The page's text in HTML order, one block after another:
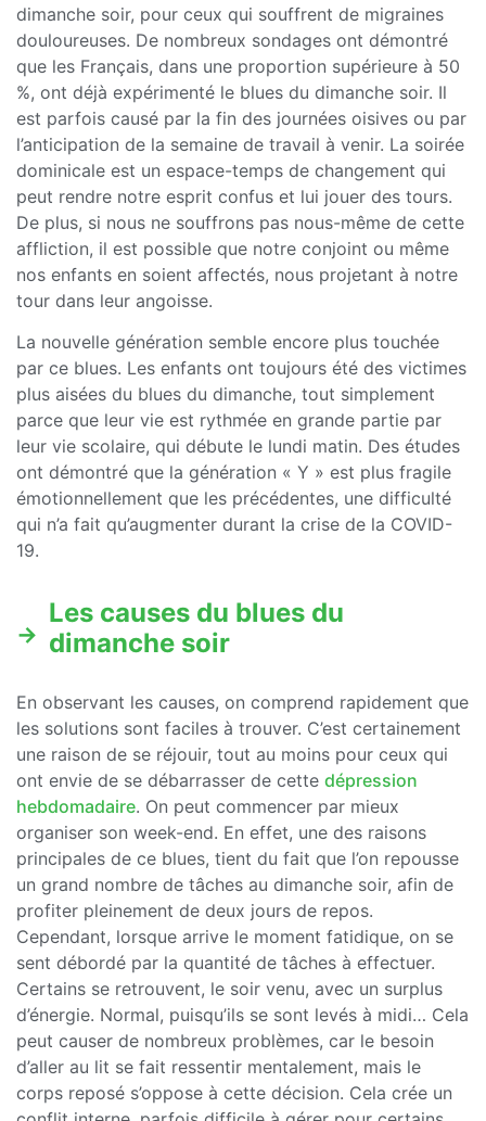
dimanche soir, pour ceux qui souffrent de migraines
douloureuses. De nombreux sondages ont démontré
que les Français, dans une proportion supérieure à 50
%, ont déjà expérimenté le blues du dimanche soir. Il
est parfois causé par la fin des journées oisives ou par
l’anticipation de la semaine de travail à venir. La soirée
dominicale est un espace-temps de changement qui
peut rendre notre esprit confus et lui jouer des tours.
De plus, si nous ne souffrons pas nous-même de cette
affliction, il est possible que notre conjoint ou même
nos enfants en soient affectés, nous projetant à notre
tour dans leur angoisse.
La nouvelle génération semble encore plus touchée
par ce blues. Les enfants ont toujours été des victimes
plus aisées du blues du dimanche, tout simplement
parce que leur vie est rythmée en grande partie par
leur vie scolaire, qui débute le lundi matin. Des études
ont démontré que la génération « Y » est plus fragile
émotionnellement que les précédentes, une difficulté
qui n’a fait qu’augmenter durant la crise de la COVID-
19.
Les causes du blues du
dimanche soir
En observant les causes, on comprend rapidement que
les solutions sont faciles à trouver. C’est certainement
une raison de se réjouir, tout au moins pour ceux qui
ont envie de se débarrasser de cette dépression
hebdomadaire. On peut commencer par mieux
organiser son week-end. En effet, une des raisons
principales de ce blues, tient du fait que l’on repousse
un grand nombre de tâches au dimanche soir, afin de
profiter pleinement de deux jours de repos.
Cependant, lorsque arrive le moment fatidique, on se
sent débordé par la quantité de tâches à effectuer.
Certains se retrouvent, le soir venu, avec un surplus
d’énergie. Normal, puisqu’ils se sont levés à midi… Cela
peut causer de nombreux problèmes, car le besoin
d’aller au lit se fait ressentir mentalement, mais le
corps reposé s’oppose à cette décision. Cela crée un